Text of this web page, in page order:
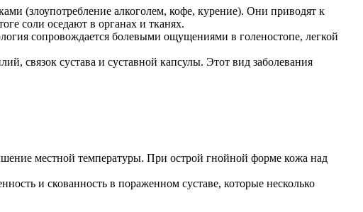
(злоупотребление алкоголем, кофе, курение). Они приводят к
соли оседают в органах и тканях.
сопровождается болевыми ощущениями в голеностопе, легкой
связок сустава и суставной капсулы. Этот вид заболевания
местной температуры. При острой гнойной форме кожа над
и скованность в пораженном суставе, которые несколько